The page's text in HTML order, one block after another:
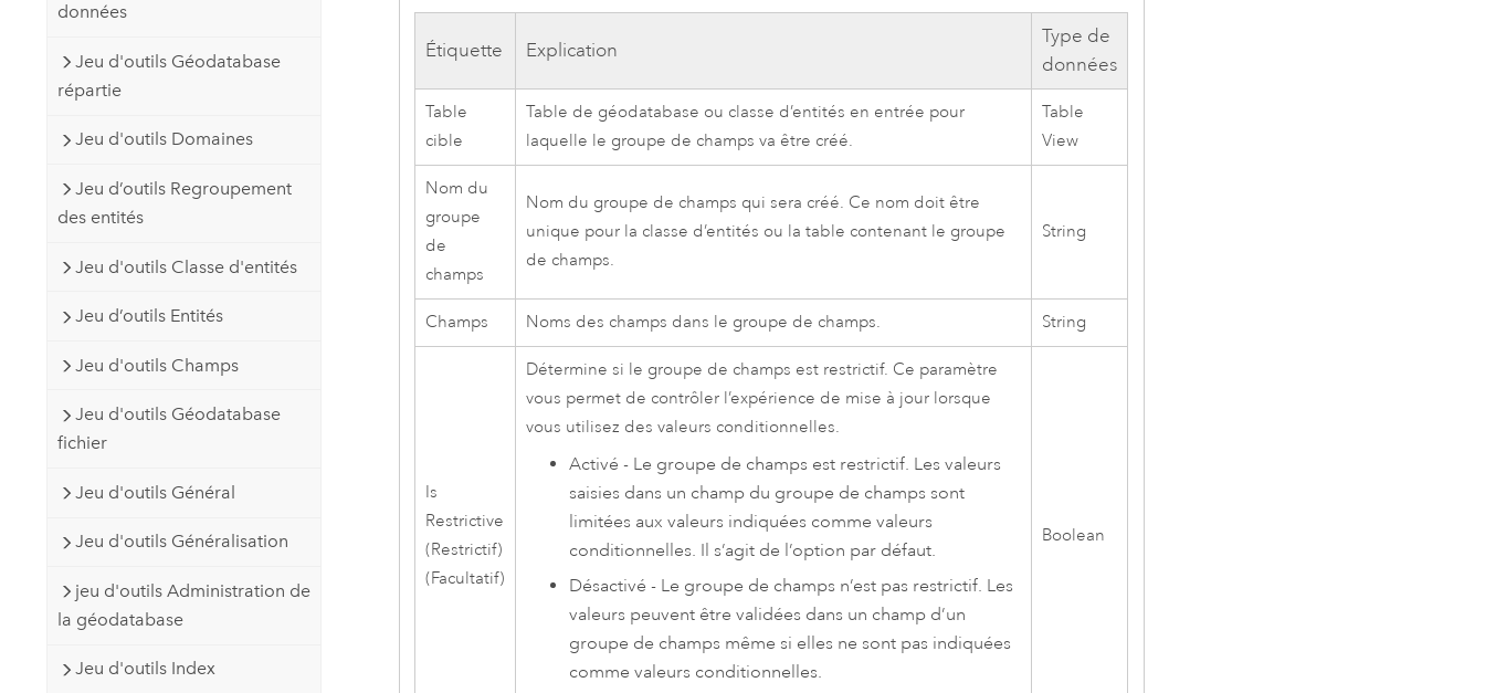
données
Jeu d'outils Géodatabase
répartie
Jeu d'outils Domaines
Jeu d’outils Regroupement
des entités
Jeu d'outils Classe d'entités
Jeu d’outils Entités
Jeu d'outils Champs
Jeu d'outils Géodatabase
fichier
Jeu d'outils Général
Jeu d'outils Généralisation
jeu d'outils Administration de
la géodatabase
Jeu d'outils Index
Étiquette Explication
Type de
données
Table
cible
Table de géodatabase ou classe d’entités en entrée pour
laquelle le groupe de champs va être créé.
Table
View
Nom du
groupe
de
champs
Nom du groupe de champs qui sera créé. Ce nom doit être
unique pour la classe d’entités ou la table contenant le groupe
de champs.
String
Champs Noms des champs dans le groupe de champs. String
Is
Restrictive
(Restrictif)
(Facultatif)
Détermine si le groupe de champs est restrictif. Ce paramètre
vous permet de contrôler l’expérience de mise à jour lorsque
vous utilisez des valeurs conditionnelles.
Activé - Le groupe de champs est restrictif. Les valeurs
saisies dans un champ du groupe de champs sont
limitées aux valeurs indiquées comme valeurs
conditionnelles. Il s’agit de l’option par défaut.
Désactivé - Le groupe de champs n’est pas restrictif. Les
valeurs peuvent être validées dans un champ d’un
groupe de champs même si elles ne sont pas indiquées
comme valeurs conditionnelles.
Boolean